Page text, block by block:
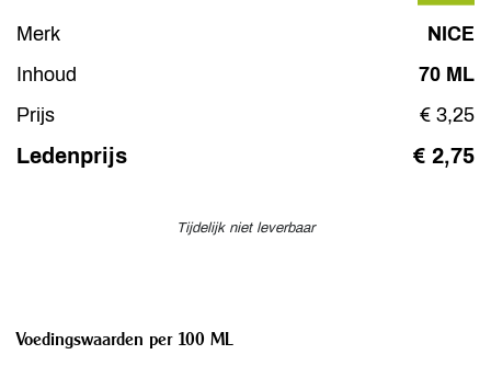
Merk
NICE
Inhoud
70 ML
Prijs
€ 3,25
Ledenprijs € 2,75
Tijdelijk niet leverbaar
Voedingswaarden per 100 ML